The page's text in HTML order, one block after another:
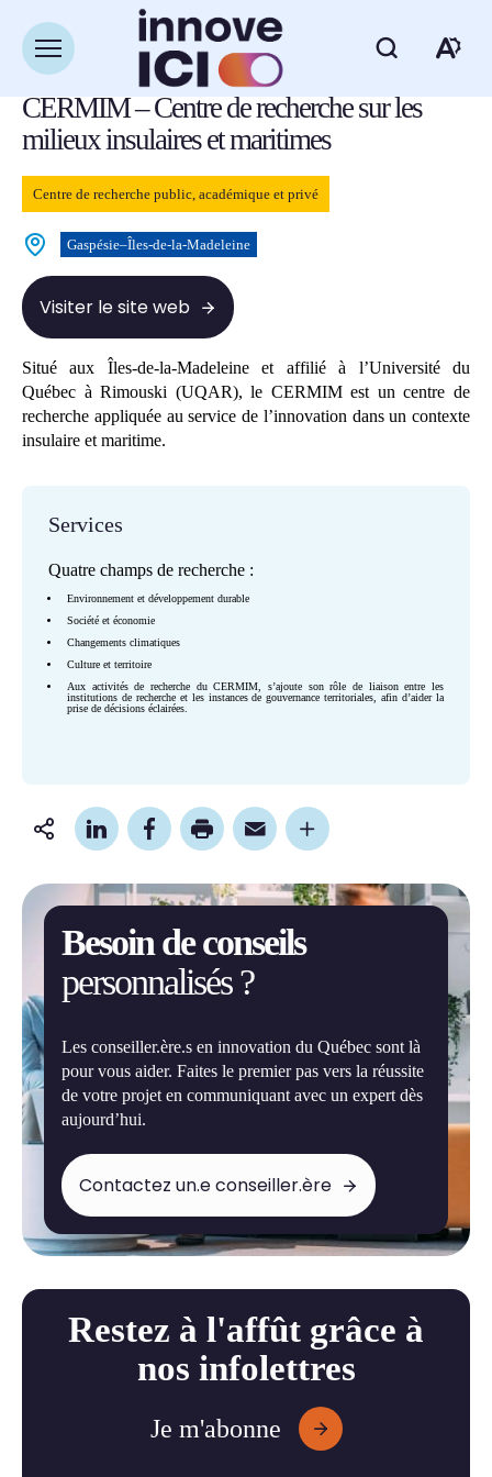
Ouvrir
la
du
site
Retour à la liste des ressources
CERMIM – Centre de recherche sur les
milieux insulaires et maritimes
Centre de recherche public, académique et privé
Gaspésie–Îles-de-la-Madeleine
Visiter le site web
Situé aux Îles-de-la-Madeleine et affilié à l’Université du
Québec à Rimouski (UQAR), le CERMIM est un centre de
recherche appliquée au service de l’innovation dans un contexte
insulaire et maritime.
Services
Quatre champs de recherche :
Environnement et développement durable
Société et économie
Changements climatiques
Culture et territoire
Aux activités de recherche du CERMIM, s’ajoute son rôle de liaison entre les
institutions de recherche et les instances de gouvernance territoriales, afin d’aider la
prise de décisions éclairées.
Partager
page
Besoin de conseils
personnalisés ?
Les conseiller.ère.s en innovation du Québec sont là
pour vous aider. Faites le premier pas vers la réussite
de votre projet en communiquant avec un expert dès
aujourd’hui.
Contactez un.e conseiller.ère
Restez à l'affût grâce à
nos infolettres
Je m'abonne